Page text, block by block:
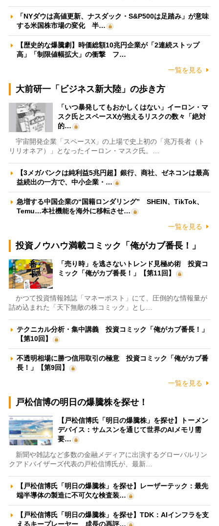
「NYダウは高値更新、ナスダック・S&P500は足踏み」が意味
する米国株市場の変化 半…
【歴史的な爆騰劇】時価総額10兆円企業が「2連続ストップ
高」「制限値幅拡大」の衝撃 フ…
一覧を見る
大前研一「ビジネス新大陸」の歩き方
「いつ暴発してもおかしくはない」イーロン・マ
スク氏とスペースXが抱えるリスクの数々「絶対
的…
宇宙開発企業「スペースX」の上場で史上初の「兆万長者（ト
リリオネア）」となったイーロン・マスク氏。…
【3メガバンクは純利益5兆円超】銀行、商社、ゼネコンは最高
益続出の一方で、中小企業・…
急増する中国企業の“国籍ロンダリング” SHEIN、TikTok、
Temu…本社機能を海外に移転させ…
一覧を見る
投資ノウハウ満載コミック「俺がカブ番長！」
「売り時」を逃さないトレンド見極め術 投資コ
ミック「俺がカブ番長！」【第11回】
かつて投資情報雑誌「マネーポスト」にて、圧倒的な情報量が
詰め込まれた「天下無敵の株コミック」とし…
テクニカル分析・集中講義 投資コミック「俺がカブ番長！」
【第10回】
不透明相場に勝つ信用取引の極意 投資コミック「俺がカブ番
長！」【第9回】
一覧を見る
戸松信博の明日の爆騰株を探せ！
【戸松信博氏「明日の爆騰株」を探せ】トーメン
デバイス：サムスンを通じて世界のAIメモリ需
要…
新聞や雑誌など多数の金融メディアに出演するグローバルリン
クアドバイザーズ代表の戸松信博氏が、最新…
【戸松信博氏「明日の爆騰株」を探せ】レーザーテック：最先
端半導体の製造に不可欠な検査装…
【戸松信博氏「明日の爆騰株」を探せ】TDK：AIインフラを支
えるキープレーヤー 成長の再評…